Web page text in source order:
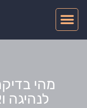
מהי
לנהיגה